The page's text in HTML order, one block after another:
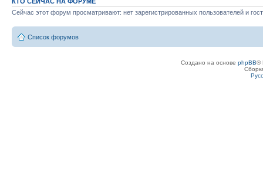
Сейчас этот форум просматривают: нет зарегистрированных пользователей и
Список форумов
Создано на основе phpBB®